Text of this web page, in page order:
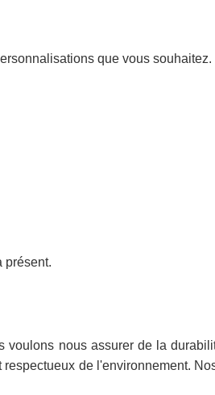
que vous
présent.
nous assurer de la
de l'environnement.